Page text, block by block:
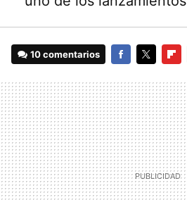
10 comentarios